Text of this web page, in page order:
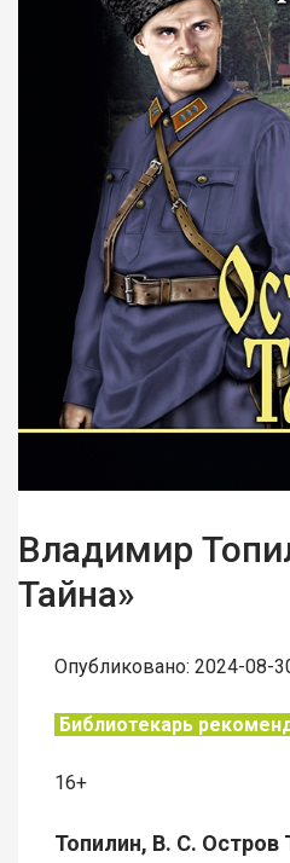
Владимир
Тайна»
Опубликовано: 2024-08-
Библиотекарь
16+
Топилин, В. С. Остров